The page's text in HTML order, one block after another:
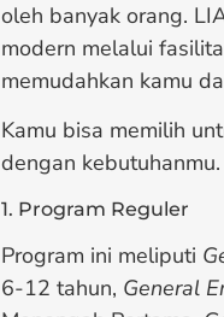
oleh banyak orang.
modern melalui
memudahkan kamu
Kamu bisa memilih
dengan
1. Program Reguler
Program ini meliputi
6-12 tahun, General